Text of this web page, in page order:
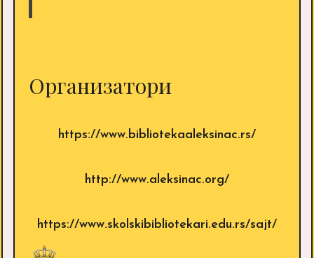
Организатори
https://www.bibliotekaaleksinac.rs/
http://www.aleksinac.org/
https://www.skolskibibliotekari.edu.rs/sajt/